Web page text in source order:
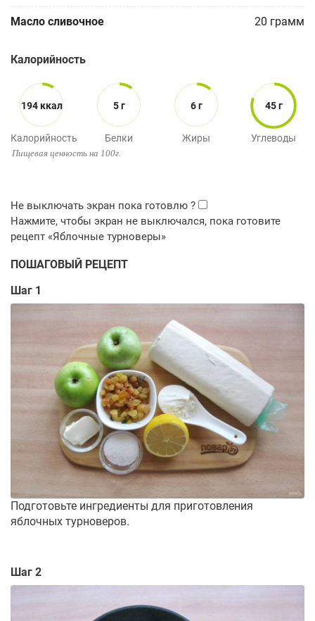
Масло сливочное 20 грамм
Калорийность
194 ккал
Калорийность
5 г
Белки
6 г
Жиры
45 г
Углеводы
Пищевая ценность на 100г.
ПОШАГОВЫЙ РЕЦЕПТ
Шаг 1
Подготовьте ингредиенты для приготовления
яблочных турноверов.
Шаг 2